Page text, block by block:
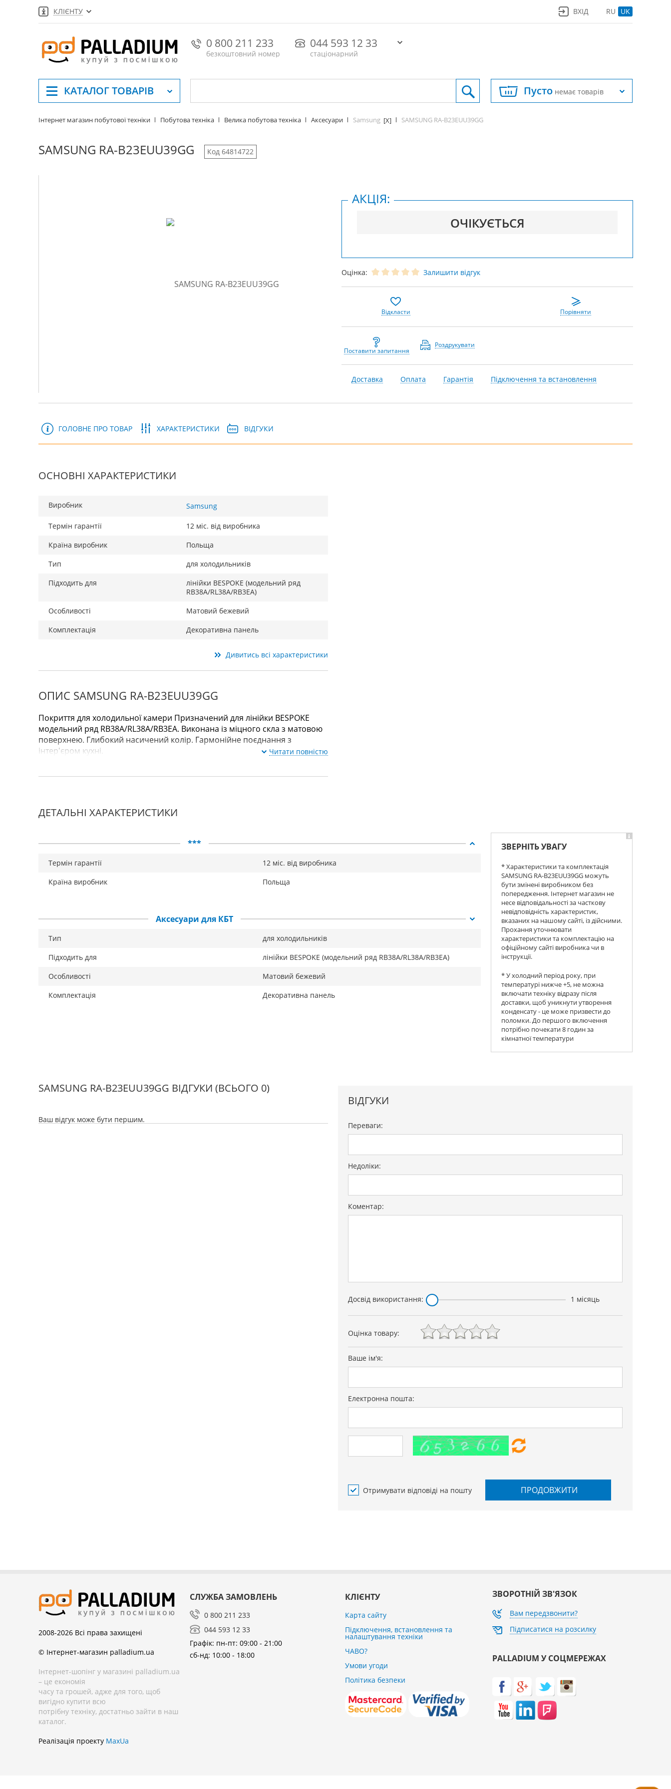
КЛІЄНТУ RU UK
ВХІД
0 800 211 233
безкоштовний номер
044 593 12 33
стаціонарний
КАТАЛОГТОВАРІВ Пусто немає товарів
Інтернет магазин побутової техніки Побутова техніка Велика побутова техніка Аксесуари Samsung [X] SAMSUNG RA-B23EUU39GG
SAMSUNG RA-B23EUU39GG Код 64814722
ОЧІКУЄТЬСЯ
АКЦІЯ:
Оцінка: Залишити відгук
Відкласти Порівняти
Поставити запитання
Роздрукувати
Доставка Оплата Гарантія Підключення та встановлення
ГОЛОВНЕ ПРО ТОВАР ХАРАКТЕРИСТИКИ ВІДГУКИ
ОСНОВНІ ХАРАКТЕРИСТИКИ
Виробник Samsung
Термін гарантії
12 міс. від виробника
Країна виробник
Польща
Тип
для холодильників
Підходить для
лінійки BESPOKE (модельний ряд
RB38A/RL38A/RB3EA)
Особливості
Матовий бежевий
Комплектація
Декоративна панель
Дивитись всі характеристики
ОПИС SAMSUNG RA-B23EUU39GG
Покриття для холодильної камери Призначений для лінійки BESPOKE
модельний ряд RB38A/RL38A/RB3EA. Виконана із міцного скла з матовою
поверхнею. Глибокий насичений колір. Гармонійне поєднання з
інтер'єром кухні.
Читати повністю
ДЕТАЛЬНІ ХАРАКТЕРИСТИКИ
***
Термін гарантії
12 міс. від виробника
Країна виробник
Польща
Аксесуари для КБТ
Тип
для холодильників
Підходить для
лінійки BESPOKE (модельний ряд RB38A/RL38A/RB3EA)
Особливості
Матовий бежевий
Комплектація
Декоративна панель
ЗВЕРНІТЬ УВАГУ
* Характеристики та комплектація
SAMSUNG RA-B23EUU39GG можуть
бути змінені виробником без
попередження. Інтернет магазин не
несе відповідальності за часткову
невідповідність характеристик,
вказаних на нашому сайті, із дійсними.
Прохання уточнювати
характеристики та комплектацію на
офіційному сайті виробника чи в
інструкції.
* У холодний період року, при
температурі нижче +5, не можна
включати техніку відразу після
доставки, щоб уникнути утворення
конденсату - це може призвести до
поломки. До першого включення
потрібно почекати 8 годин за
кімнатної температури
SAMSUNG RA-B23EUU39GG ВІДГУКИ (ВСЬОГО 0)
Ваш відгук може бути першим.
ВІДГУКИ
Переваги:
Недоліки:
Коментар:
Досвід використання: 1 місяць
Оцінка товару:
Ваше ім'я:
Електронна пошта:
Отримувати відповіді на пошту ПРОДОВЖИТИ
2008-2026 Всі права захищені
© Інтернет-магазин palladium.ua
Інтернет-шопінг у магазині palladium.ua
– це економія
часу та грошей, адже для того, щоб
вигідно купити всю
потрібну техніку, достатньо зайти в наш
каталог.
Реалізація проекту MaxUa
СЛУЖБА ЗАМОВЛЕНЬ
0 800 211 233
044 593 12 33
Графік: пн-пт: 09:00 - 21:00
сб-нд: 10:00 - 18:00
КЛІЄНТУ
Карта сайту
Підключення, встановлення та
налаштування техніки
ЧАВО?
Умови угоди
Політика безпеки
ЗВОРОТНІЙ ЗВ'ЯЗОК
Вам передзвонити?
Підписатися на розсилку
PALLADIUM У СОЦМЕРЕЖАХ